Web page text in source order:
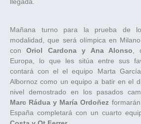
llegada.
Mañana turno para la prueba de
modalidad, que será olímpica en
con Oriol Cardona y Ana Alonso ,
Europa, lo que les sitúa entre sus
contará con el el equipo Marta
Albornoz como un equipo a batir en el
nivel demostrado en los pasados
Marc Rádua y María Ordoñez
España completará con un cuarto